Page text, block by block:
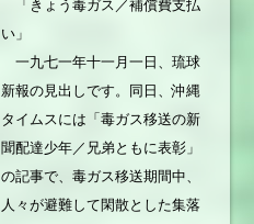
「きょう毒ガス／補償費支払
い」
一九七一年十一月一日、琉球
新報の見出しです。同日、沖縄
タイムスには「毒ガス移送の新
聞配達少年／兄弟ともに表彰」
の記事で、毒ガス移送期間中、
人々が避難して閑散とした集落